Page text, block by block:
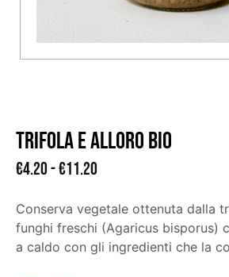
Trifola e Alloro BIO
€4.20-€11.20
Conserva vegetale ottenuta dalla
funghi freschi (Agaricus bisporus)
a caldo con gli ingredienti che la